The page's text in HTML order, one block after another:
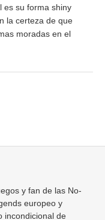
es su forma shiny
la certeza de que
moradas en el
y fan de las No-
europeo y
incondicional de